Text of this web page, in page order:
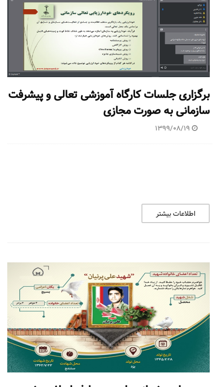
برگزاری جلسات کارگاه آموزشی تعالی و پیشرفت
سازمانی به صورت مجازی
1399/08/19
اطلاعات بیشتر